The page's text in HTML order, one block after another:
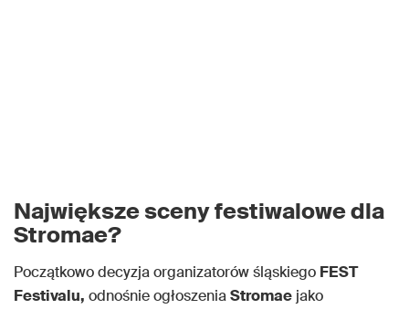
Największe sceny festiwalowe dla
Stromae?
Początkowo decyzja organizatorów śląskiego FEST
Festivalu, odnośnie ogłoszeniaStromae jako